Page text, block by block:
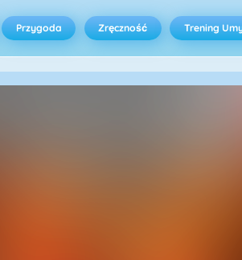
Przygoda Zręczność Trening